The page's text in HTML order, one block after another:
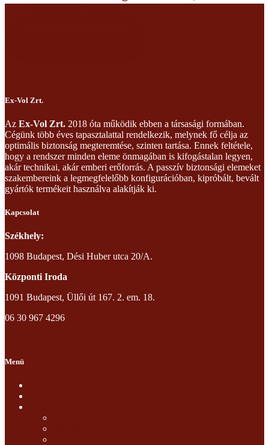
Ex-Vol Zrt.
Az Ex-Vol Zrt. 2018 óta működik ebben a társasági formában.
Cégünk több éves tapasztalattal rendelkezik, melynek fő célja az
optimális biztonság megteremtése, szinten tartása. Ennek feltétele,
hogy a rendszer minden eleme önmagában is kifogástalan legyen,
akár technikai, akár emberi erőforrás. A passzív biztonsági elemeket
szakembereink a legmegfelelőbb konfigurációban, kipróbált, bevált
gyártók termékeit használva alakítják ki.
Kapcsolat
Székhely:
1098 Budapest, Dési Huber utca 20/A.
Központi Iroda
1091 Budapest, Üllői út 167. 2. em. 18.
06 30 967 4296
Menü